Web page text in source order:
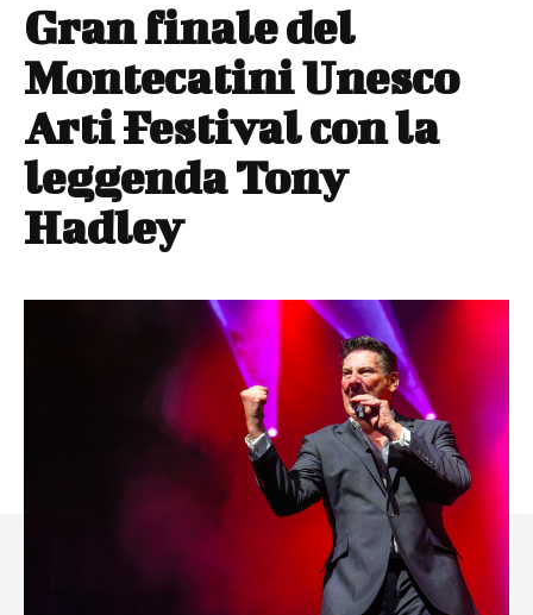
Gran finale del
Montecatini Unesco
Arti Festival con la
leggenda Tony
Hadley